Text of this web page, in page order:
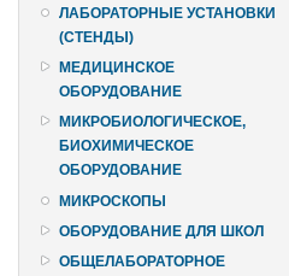
ЛАБОРАТОРНЫЕ УСТАНОВКИ
(СТЕНДЫ)
МЕДИЦИНСКОЕ
ОБОРУДОВАНИЕ
МИКРОБИОЛОГИЧЕСКОЕ,
БИОХИМИЧЕСКОЕ
ОБОРУДОВАНИЕ
МИКРОСКОПЫ
ОБОРУДОВАНИЕ ДЛЯ ШКОЛ
ОБЩЕЛАБОРАТОРНОЕ